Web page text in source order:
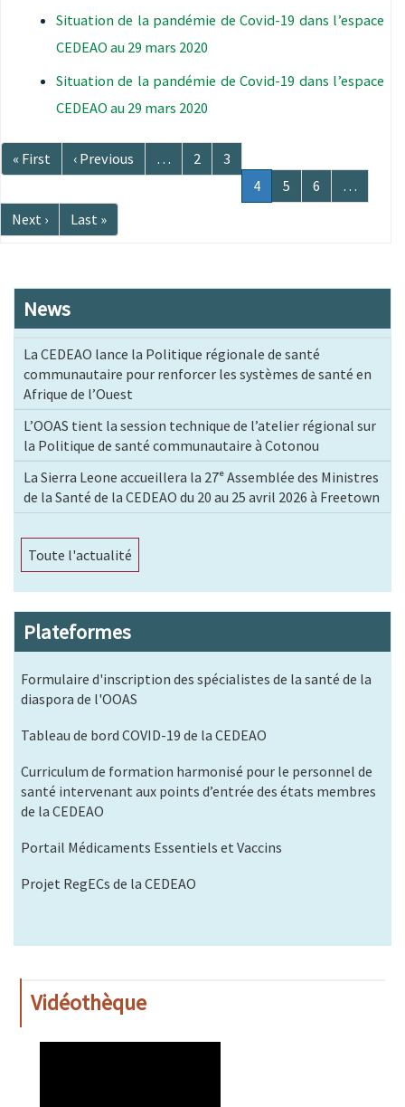
Situation de la pandémie de Covid-19 dans l’espace
CEDEAO au 29 mars 2020
Situation de la pandémie de Covid-19 dans l’espace
CEDEAO au 29 mars 2020
Pagination
Première
page
« First
Page
précédente
‹ Previous … Page
2 Page
3
Page
courante
4 Page
5 Page
6
…
Page
suivante
Next ›
Dernière
page
Last »
News
La CEDEAO lance la Politique régionale de santé
communautaire pour renforcer les systèmes de santé en
Afrique de l’Ouest
L’OOAS tient la session technique de l’atelier régional sur
la Politique de santé communautaire à Cotonou
La Sierra Leone accueillera la 27ᵉ Assemblée des Ministres
de la Santé de la CEDEAO du 20 au 25 avril 2026 à Freetown
Toute l'actualité
Plateformes
Formulaire d'inscription des spécialistes de la santé de la
diaspora de l'OOAS
Tableau de bord COVID-19 de la CEDEAO
Curriculum de formation harmonisé pour le personnel de
santé intervenant aux points d’entrée des états membres
de la CEDEAO
Portail Médicaments Essentiels et Vaccins
Projet RegECs de la CEDEAO
Vidéothèque